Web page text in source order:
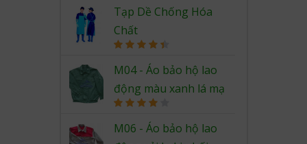
Tạp Dề Chống Hóa
Chất
out of 5
M04 - Áo bảo hộ lao
động màu xanh lá mạ
4.00out
of 5
M06 - Áo bảo hộ lao